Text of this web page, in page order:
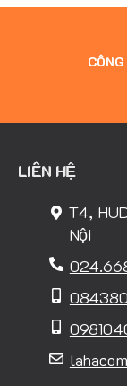
LIÊN HỆ
T4,
Nội